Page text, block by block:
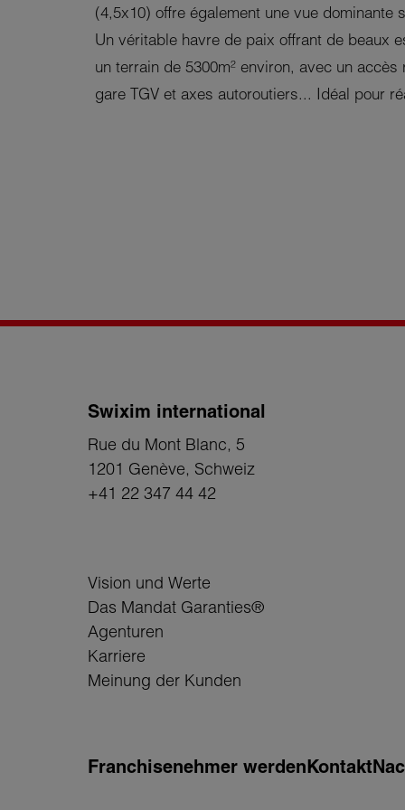
(4,5x10) offre également une vue dominante
Un véritable havre de paix offrant de beaux
un terrain de 5300m² environ, avec un
gare TGV et axes autoroutiers... Idéal pour
Swixim international
Rue du Mont Blanc, 5
1201 Genève, Schweiz
+41 22 347 44 42
Vision und Werte
Das Mandat Garanties®
Agenturen
Karriere
Meinung der Kunden
Franchisenehmer werdenKontakt